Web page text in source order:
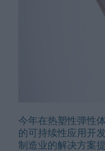
今年在热塑性弹性
的可持续性应用开
制造业的解决方案